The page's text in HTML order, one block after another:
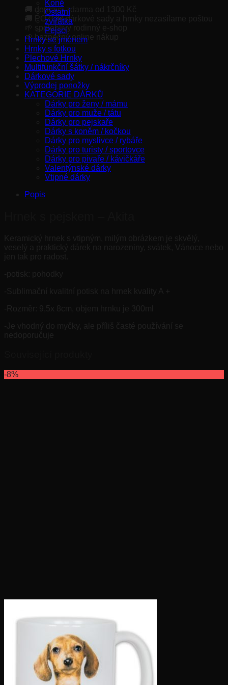
🚚 doprava zdarma od 1300 Kč
🚚 POZOR dárkové sady a hrnky nezasílame poštou
🌱 spolehlivý rodinný e-shop
🌱 bezpečný online nákup
Koně
Ostatní
zvířátka
Pejsci
Hrnky se jménem
Hrnky s fotkou
Plechové Hrnky
Multifunkční šátky / nákrčníky
Dárkové sady
Výprodej ponožky
KATEGORIE DÁRKŮ
Dárky pro ženy / mámu
Dárky pro muže / tátu
Dárky pro pejskaře
Dárky s koněm / kočkou
Dárky pro myslivce / rybáře
Dárky pro turisty / sportovce
Dárky pro pivaře / kávičkáře
Valentýnské dárky
Vtipné dárky
Popis
Keramický hrnek s vtipným, milým obrázkem je skvělý,
veselý a praktický dárek na narozeniny, svátek, Vánoce nebo
jen tak pro radost.
-potisk: pohodky
-Sublimační kvalitní potisk na hrnek kvality A +
-Rozměr: 9,5x 8cm, objem hrnku je 300ml
-Je vhodný do myčky, ale příliš časté používání se
nedoporučuje
-8%